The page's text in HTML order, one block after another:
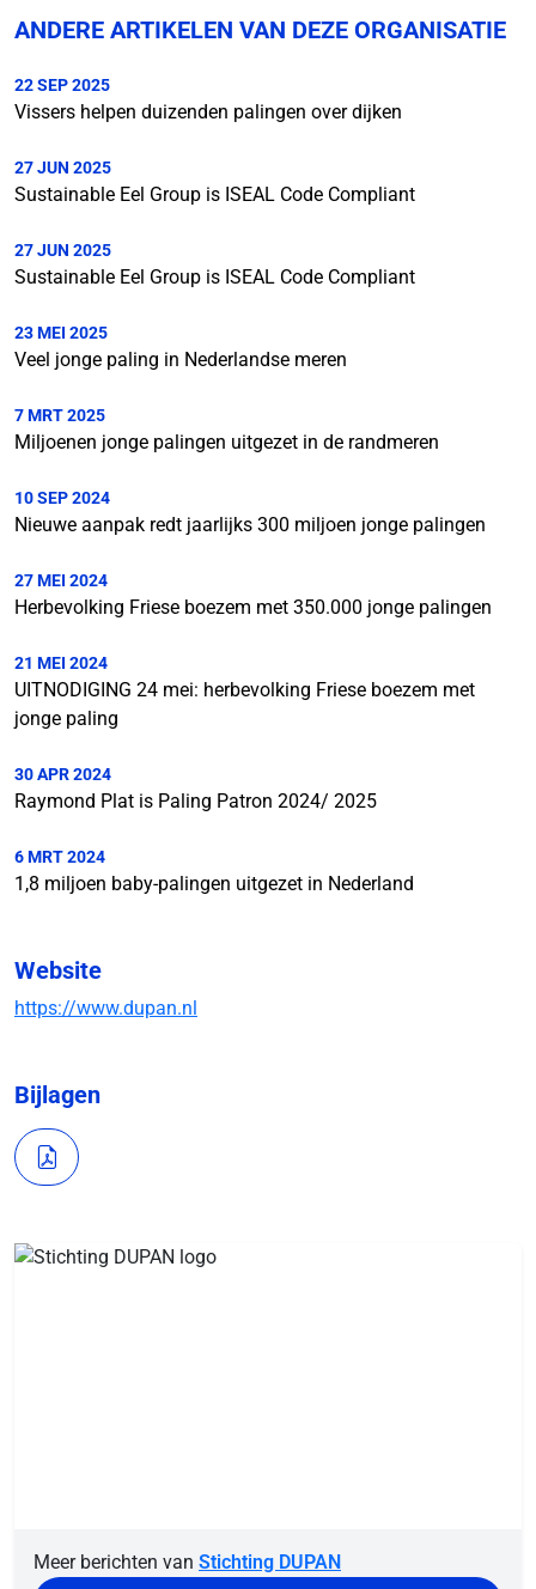
ANDERE ARTIKELEN VAN DEZE ORGANISATIE
22 SEP 2025
Vissers helpen duizenden palingen over dijken
27 JUN 2025
Sustainable Eel Group is ISEAL Code Compliant
27 JUN 2025
Sustainable Eel Group is ISEAL Code Compliant
23 MEI 2025
Veel jonge paling in Nederlandse meren
7 MRT 2025
Miljoenen jonge palingen uitgezet in de randmeren
10 SEP 2024
Nieuwe aanpak redt jaarlijks 300 miljoen jonge palingen
27 MEI 2024
Herbevolking Friese boezem met 350.000 jonge palingen
21 MEI 2024
UITNODIGING 24 mei: herbevolking Friese boezem met
jonge paling
30 APR 2024
Raymond Plat is Paling Patron 2024/ 2025
6 MRT 2024
1,8 miljoen baby-palingen uitgezet in Nederland
Website
https://www.dupan.nl
Bijlagen
Meer berichten van Stichting DUPAN